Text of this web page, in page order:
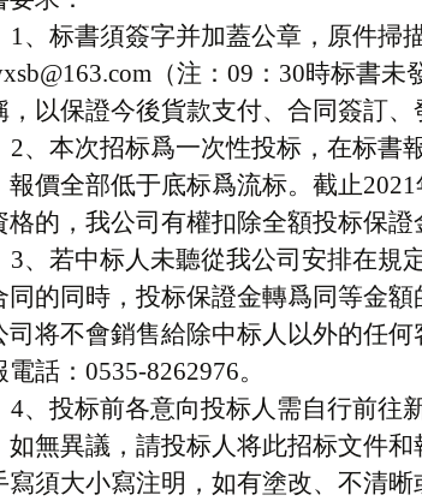
1、标書須簽字并加蓋公章，原件掃
@163.com（注： 09： 30時标書未
，以保證今後貨款支付、合同簽訂
2、本次招标爲一次性投标，在标書
報價全部低于底标爲流标。截止2021
格的，我公司有權扣除全額投标保證
3、若中标人未聽從我公司安排在規
同的同時，投标保證金轉爲同等金
司将不會銷售給除中标人以外的任
電話：0535-8262976。
4、投标前各意向投标人需自行前往
如無異議，請投标人将此招标文件和
寫須大小寫注明， 如有塗改、 不清晰